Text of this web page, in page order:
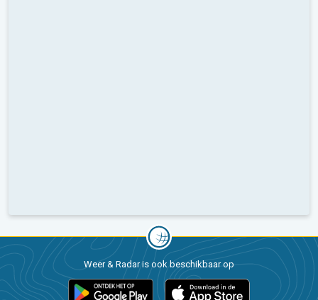
Weer & Radar is ook beschikbaar op